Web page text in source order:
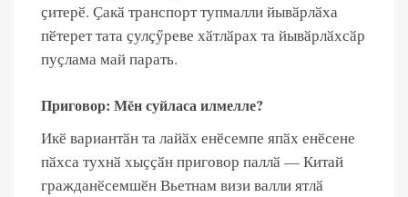
ҫитерӗ. Ҫакӑ транспорт тупмалли йывӑрлӑха
пӗтерет тата ҫулҫӳреве хӑтлӑрах та йывӑрлӑхсӑр
пуҫлама май парать.
Приговор: Мĕн суйласа илмелле?
Икӗ вариантӑн та лайӑх енӗсемпе япӑх енӗсене
пӑхса тухнӑ хыҫҫӑн приговор паллӑ — Китай
гражданӗсемшӗн Вьетнам визи валли ятлӑ